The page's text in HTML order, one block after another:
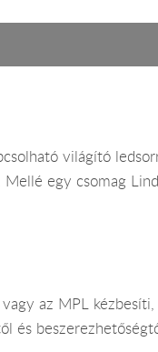
világító
egy csomag
az MPL
és